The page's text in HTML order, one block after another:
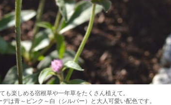
も楽しめる宿根草や一年草をたくさん植えて。
は青～ピンク～白（シルバー）と大人可愛い配色です。